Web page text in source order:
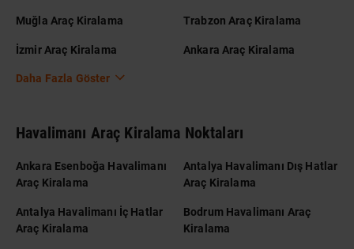
Muğla Araç Kiralama Trabzon Araç Kiralama
İzmir Araç Kiralama Ankara Araç Kiralama
Daha Fazla Göster
Havalimanı Araç Kiralama Noktaları
Ankara Esenboğa Havalimanı
Araç Kiralama
Antalya Havalimanı Dış Hatlar
Araç Kiralama
Antalya Havalimanı İç Hatlar
Araç Kiralama
Bodrum Havalimanı Araç
Kiralama